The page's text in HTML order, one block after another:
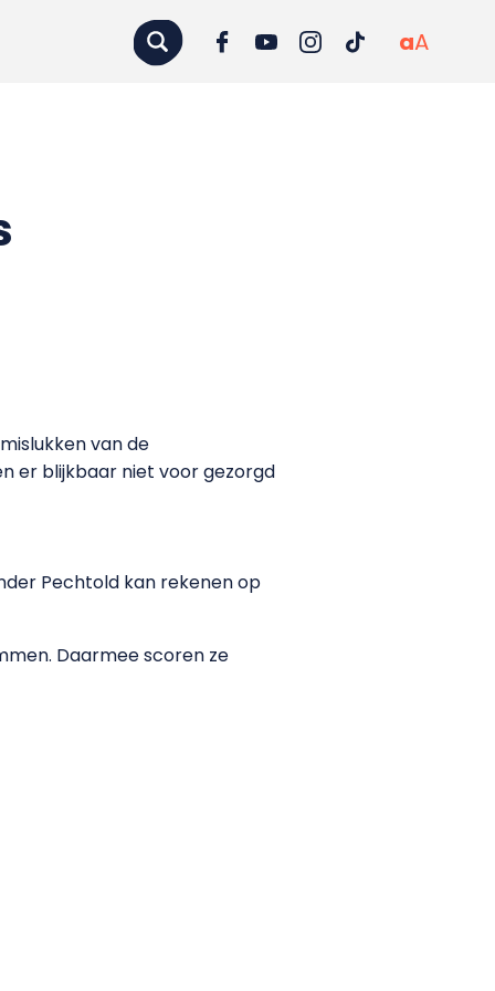
aA
van de
er blijkbaar niet voor gezorgd
Pechtold kan rekenen op
Daarmee scoren ze